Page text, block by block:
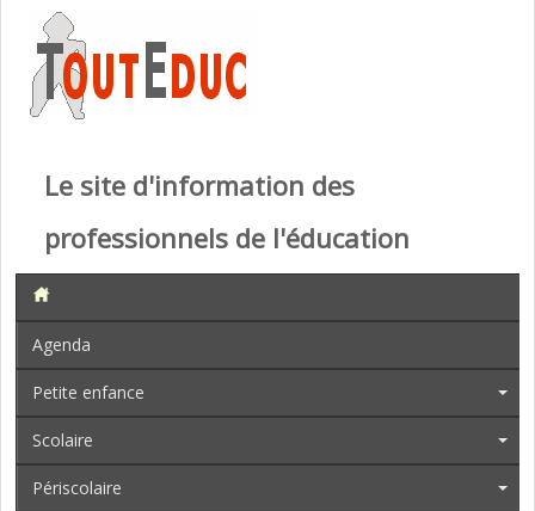
Le site d'information des
professionnels de l'éducation
Agenda
Petite enfance
Scolaire
Périscolaire